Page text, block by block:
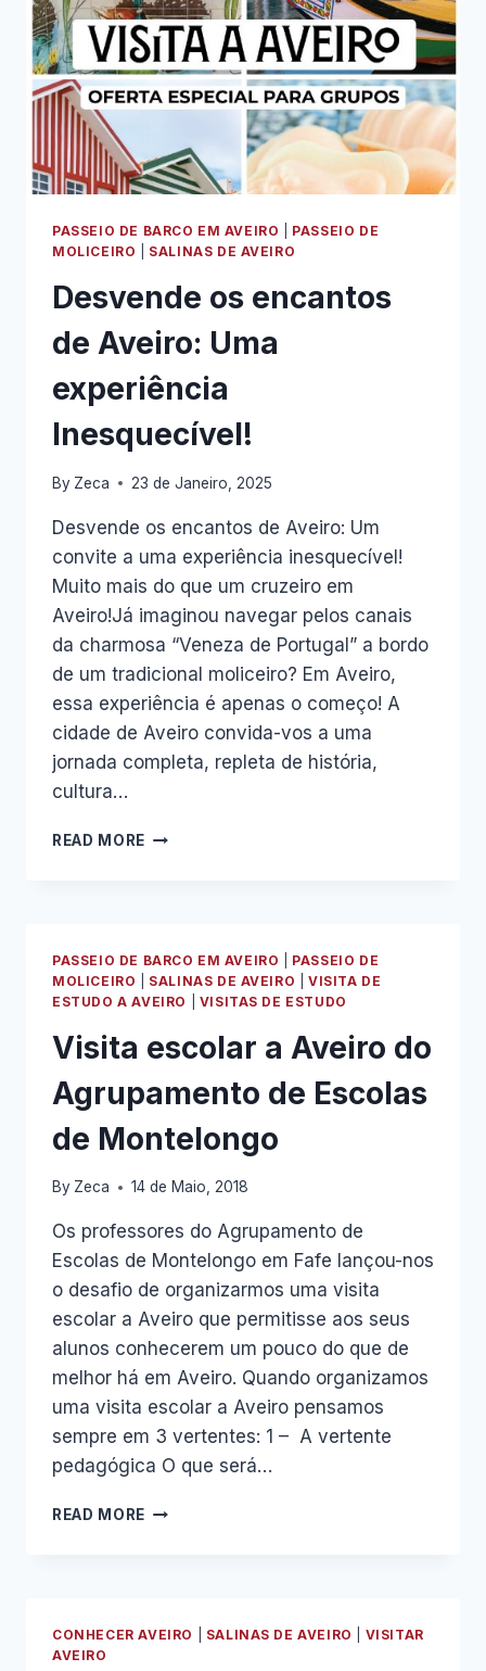
PASSEIO DE BARCO EM AVEIRO
PASSEIO DE
MOLICEIRO
SALINAS DE AVEIRO
Desvende os encantos
de Aveiro: Uma
experiência
Inesquecível!
By Zeca 23 de Janeiro, 2025
Desvende os encantos de Aveiro: Um
convite a uma experiência inesquecível!
Muito mais do que um cruzeiro em
Aveiro!Já imaginou navegar pelos canais
da charmosa “Veneza de Portugal” a bordo
de um tradicional moliceiro? Em Aveiro,
essa experiência é apenas o começo! A
cidade de Aveiro convida-vos a uma
jornada completa, repleta de história,
cultura…
READ MORE DESVENDE
INESQUECÍVEL!
PASSEIO DE BARCO EM AVEIRO
PASSEIO DE
MOLICEIRO
SALINAS DE AVEIRO |VISITA DE
ESTUDO A AVEIRO
VISITAS DE ESTUDO
Visita escolar a Aveiro do
Agrupamento de Escolas
de Montelongo
By Zeca 14 de Maio, 2018
Os professores do Agrupamento de
Escolas de Montelongo em Fafe lançou-nos
o desafio de organizarmos uma visita
escolar a Aveiro que permitisse aos seus
alunos conhecerem um pouco do que de
melhor há em Aveiro. Quando organizamos
uma visita escolar a Aveiro pensamos
sempre em 3 vertentes: 1 – A vertente
pedagógica O que será…
READ MORE VISITA
AGRUPAMENTO
CONHECER AVEIRO SALINAS DE AVEIRO
VISITAR
AVEIRO